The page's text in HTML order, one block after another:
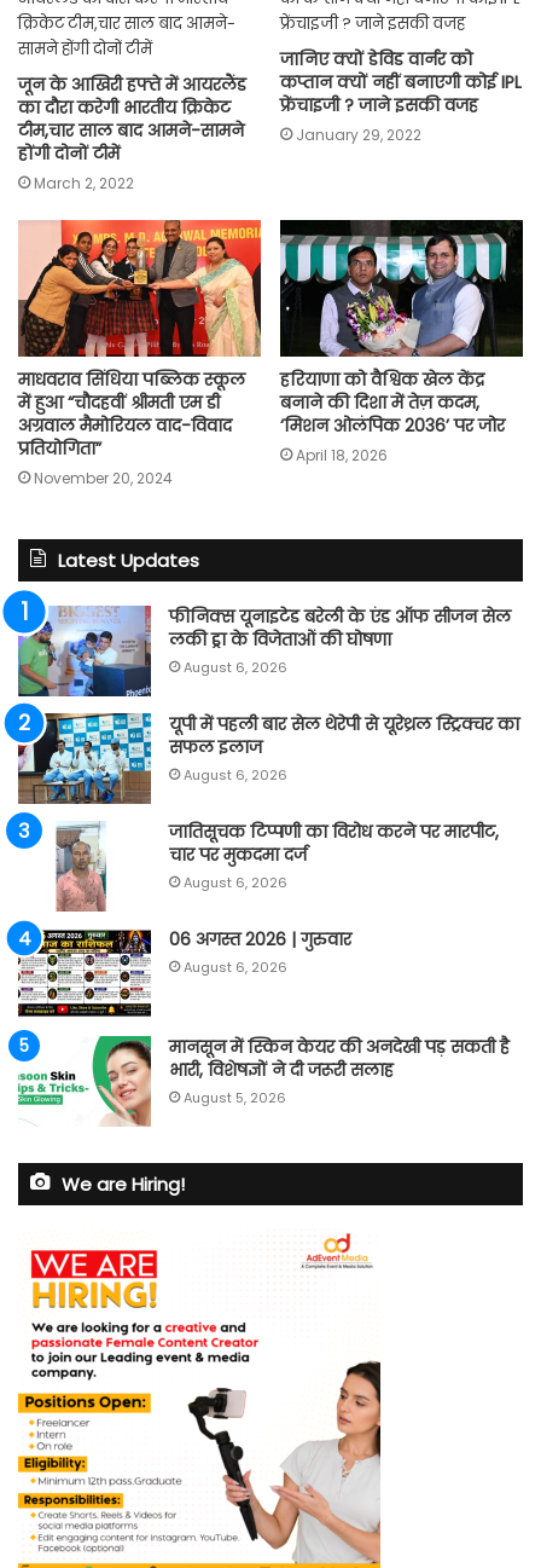
जून के आखिरी हफ्ते में आयरलैंड
का दौरा करेगी भारतीय क्रिकेट
टीम,चार साल बाद आमने-सामने
होंगी दोनों टीमें
March 2, 2022
जानिए क्यों डेविड वार्नर को
कप्तान क्यों नहीं बनाएगी कोई IPL
फ्रेंचाइजी ? जाने इसकी वजह
January 29, 2022
माधवराव सिंधिया पब्लिक स्कूल
में हुआ “चौदहवीं श्रीमती एम डी
अग्रवाल मैमोरियल वाद-विवाद
प्रतियोगिता”
November 20, 2024
हरियाणा को वैश्विक खेल केंद्र
बनाने की दिशा में तेज़ कदम,
‘मिशन ओलंपिक 2036’ पर जोर
April 18, 2026
Latest Updates
फीनिक्स यूनाइटेड बरेली के एंड ऑफ सीजन सेल
लकी ड्रा के विजेताओं की घोषणा
August 6, 2026
यूपी में पहली बार सेल थेरेपी से यूरेथ्रल स्ट्रिक्चर का
सफल इलाज
August 6, 2026
जातिसूचक टिप्पणी का विरोध करने पर मारपीट,
चार पर मुकदमा दर्ज
August 6, 2026
06 अगस्त 2026 | गुरुवार
August 6, 2026
मानसून में स्किन केयर की अनदेखी पड़ सकती है
भारी, विशेषज्ञों ने दी जरूरी सलाह
August 5, 2026
We are Hiring!